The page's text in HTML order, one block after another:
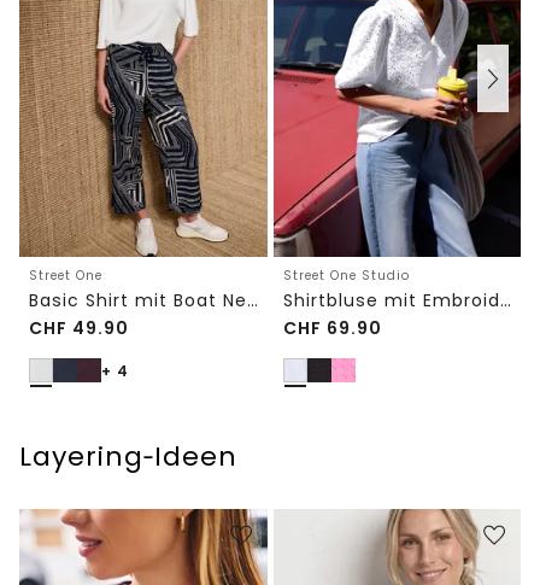
Street One
Basic Shirt mit Boat Neck und Elastikbund
CHF 49.90
+ 4
Street One Studio
Shirtbluse mit Embroidery-Front
CHF 69.90
Layering‑Ideen